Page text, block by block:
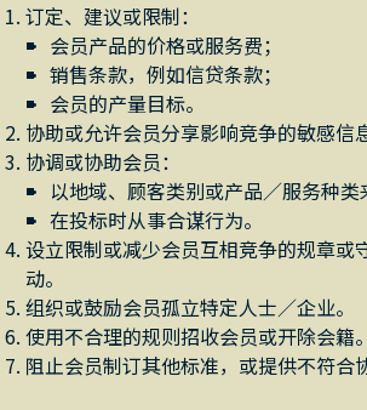
订定、建议或限制：
会员产品的价格或服务费；
销售条款，例如信贷条款；
会员的产量目标。
协助或允许会员分享影响竞争的敏感信
协调或协助会员：
以地域、顾客类别或产品／服务种类
在投标时从事合谋行为。
设立限制或减少会员互相竞争的规章
动。
组织或鼓励会员孤立特定人士／企业。
使用不合理的规则招收会员或开除会籍。
阻止会员制订其他标准，或提供不符合